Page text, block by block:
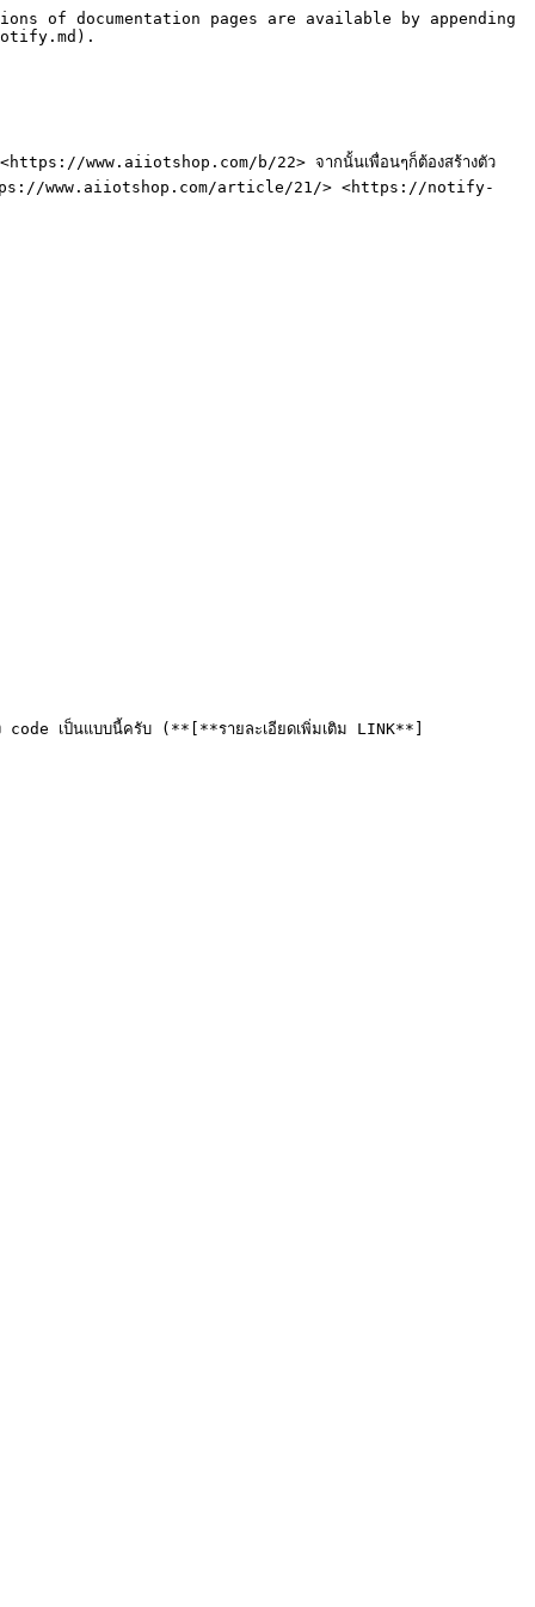
of documentation pages are available by appending
<https://www.aiiotshop.com/b/22> จากนั้นเพื่อนๆก็ต้องสร้างตัว
ด้ที่ <https://www.aiiotshop.com/article/21/> <https://notify-
เป็นแบบนี้ครับ (**[**รายละเอียดเพิ่มเติม LINK**]